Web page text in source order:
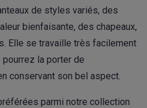
de styles variés, des
bienfaisante, des chapeaux,
Elle se travaille très facilement
pourrez la porter de
conservant son bel aspect.
parmi notre collection